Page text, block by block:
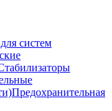
систем
Предохранительная